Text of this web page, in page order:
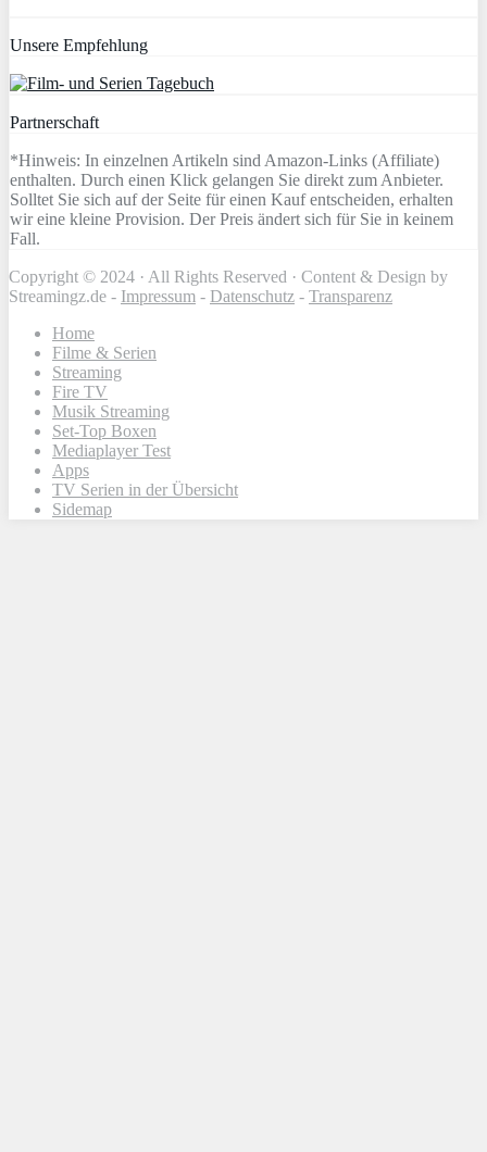
Unsere Empfehlung
Partnerschaft
*Hinweis: In einzelnen Artikeln sind Amazon-Links (Affiliate)
enthalten. Durch einen Klick gelangen Sie direkt zum Anbieter.
Solltet Sie sich auf der Seite für einen Kauf entscheiden, erhalten
wir eine kleine Provision. Der Preis ändert sich für Sie in keinem
Fall.
Copyright © 2024 · All Rights Reserved · Content & Design by
Streamingz.de - Impressum - Datenschutz - Transparenz
Home
Filme & Serien
Streaming
Fire TV
Musik Streaming
Set-Top Boxen
Mediaplayer Test
Apps
TV Serien in der Übersicht
Sidemap